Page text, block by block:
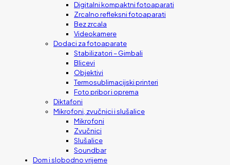
Digitalni kompaktni fotoaparati
Zrcalno refleksni fotoaparati
Bez zrcala
Videokamere
Dodaci za fotoaparate
Stabilizatori – Gimbali
Blicevi
Objektivi
Termosublimacijski printeri
Foto pribor i oprema
Diktafoni
Mikrofoni, zvučnici i slušalice
Mikrofoni
Zvučnici
Slušalice
Soundbar
Dom i slobodno vrijeme